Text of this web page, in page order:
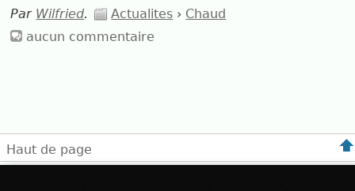
Par Wilfried. Actualites › Chaud
aucun commentaire
Haut de page